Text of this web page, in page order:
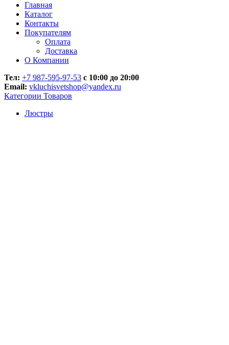
Главная
Каталог
Контакты
Покупателям
Оплата
Доставка
О Компании
Тел: +7 987-595-97-53 с 10:00 до 20:00
Email: vkluchisvetshop@yandex.ru
Категории Товаров
Люстры